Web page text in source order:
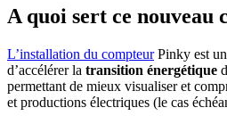
A quoi sert ce nouveau
L’installation du compteurPinky est
d’accélérer la transition énergétique
permettant de mieux visualiser et
et productions électriques (le cas